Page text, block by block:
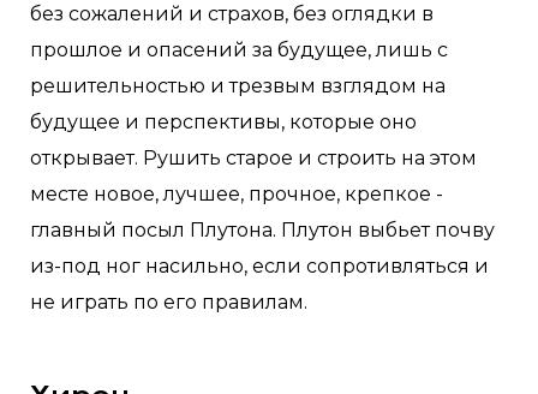
без сожалений и страхов, без оглядки в
прошлое и опасений за будущее, лишь с
решительностью и трезвым взглядом на
будущее и перспективы, которые оно
открывает. Рушить старое и строить на этом
месте новое, лучшее, прочное, крепкое -
главный посыл Плутона. Плутон выбьет почву
из-под ног насильно, если сопротивляться и
не играть по его правилам.